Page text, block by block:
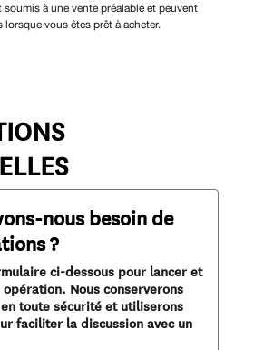
à une vente préalable et peuvent
vous êtes prêt à acheter.
nous besoin de
?
ci-dessous pour lancer et
Nous conserverons
toute sécurité et utiliserons
faciliter la discussion avec un